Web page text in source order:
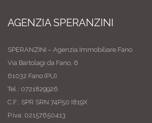
AGENZIA SPERANZINI
SPERANZINI – Agenzia Immobiliare Fano
Via Bartolagi da Fano, 6
61032 Fano (PU)
Tel.: 0721829926
C.F.: SPR SRN 74P50 I819X
P.iva: 02157650413